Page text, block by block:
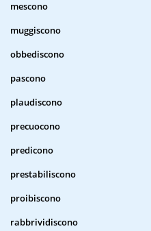
mescono
muggiscono
obbediscono
pascono
plaudiscono
precuocono
predicono
prestabiliscono
proibiscono
rabbrividiscono